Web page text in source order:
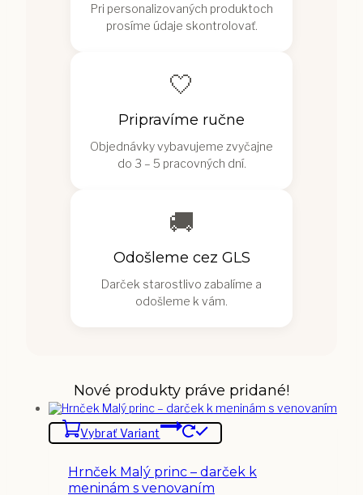
Pri personalizovaných produktoch
prosíme údaje skontrolovať.
🤍
Pripravíme ručne
Objednávky vybavujeme zvyčajne
do 3 – 5 pracovných dní.
🚚
Odošleme cez GLS
Darček starostlivo zabalíme a
odošleme k vám.
Nové produkty práve pridané!
Vybrať Variant
Hrnček Malý princ – darček k
meninám s venovaním